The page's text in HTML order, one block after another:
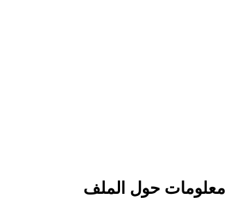
معلومات حول الملف